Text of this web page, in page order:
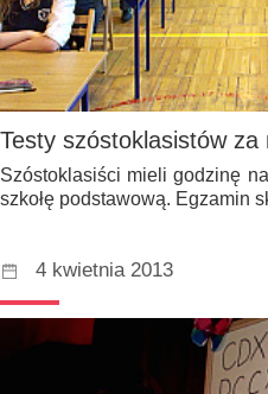
Testy szóstoklasistów za
Szóstoklasiści mieli godzinę
szkołę podstawową. Egzamin
4 kwietnia 2013